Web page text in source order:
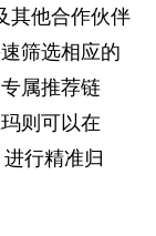
其他合作伙伴
筛选相应的
属推荐链
则可以在
行精准归